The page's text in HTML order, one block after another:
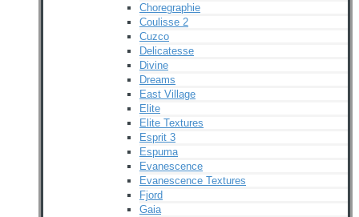
Choregraphie
Coulisse 2
Cuzco
Delicatesse
Divine
Dreams
East Village
Elite
Elite Textures
Esprit 3
Espuma
Evanescence
Evanescence Textures
Fjord
Gaia